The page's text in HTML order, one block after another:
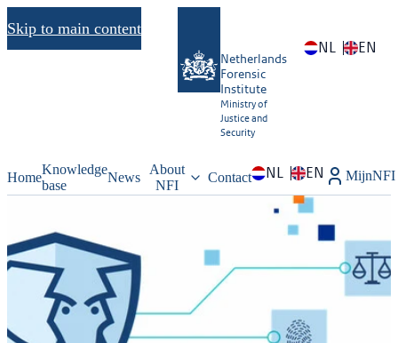
Skip to main content
NL EN
Netherlands
Forensic
Institute
Ministry of
Justice and
Security
Home
Knowledge
base
News
About
NFI
Contact NL EN MijnNFI